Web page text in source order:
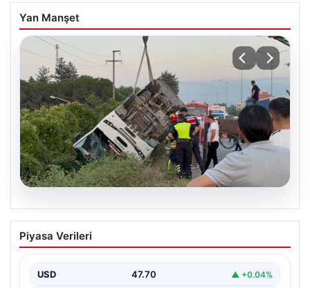
Yan Manşet
03.08.2026
Samsun’da Yolcu Otobüsü Devrildi: Çok
Sayıda Yaralı Var
trafik kazasında, özel halk otobüsü kontrolden çıkarak
devrildi…
Piyasa Verileri
USD 47.70 ▲ +0.04%